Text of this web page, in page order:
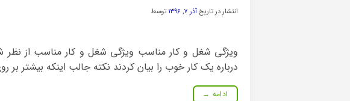
انتشار در تاریخآذر ۷, ۱۳۹۶ توسط
ویژگی شغل و کار مناسب ویژگی شغل و کار مناسب از نظر
درباره یک کار خوب را بیان کردند نکته جالب اینکه بیشتر
ادامه →